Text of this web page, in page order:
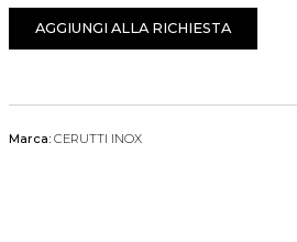
AGGIUNGI ALLA RICHIESTA
Marca: CERUTTI INOX